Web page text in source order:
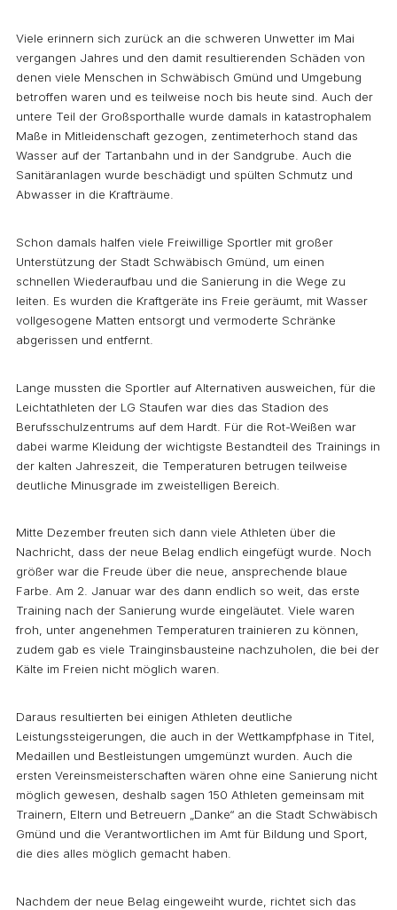
Viele erinnern sich zurück an die schweren Unwetter im Mai
vergangen Jahres und den damit resultierenden Schäden von
denen viele Menschen in Schwäbisch Gmünd und Umgebung
betroffen waren und es teilweise noch bis heute sind. Auch der
untere Teil der Großsporthalle wurde damals in katastrophalem
Maße in Mitleidenschaft gezogen, zentimeterhoch stand das
Wasser auf der Tartanbahn und in der Sandgrube. Auch die
Sanitäranlagen wurde beschädigt und spülten Schmutz und
Abwasser in die Krafträume.
Schon damals halfen viele Freiwillige Sportler mit großer
Unterstützung der Stadt Schwäbisch Gmünd, um einen
schnellen Wiederaufbau und die Sanierung in die Wege zu
leiten. Es wurden die Kraftgeräte ins Freie geräumt, mit Wasser
vollgesogene Matten entsorgt und vermoderte Schränke
abgerissen und entfernt.
Lange mussten die Sportler auf Alternativen ausweichen, für die
Leichtathleten der LG Staufen war dies das Stadion des
Berufsschulzentrums auf dem Hardt. Für die Rot-Weißen war
dabei warme Kleidung der wichtigste Bestandteil des Trainings in
der kalten Jahreszeit, die Temperaturen betrugen teilweise
deutliche Minusgrade im zweistelligen Bereich.
Mitte Dezember freuten sich dann viele Athleten über die
Nachricht, dass der neue Belag endlich eingefügt wurde. Noch
größer war die Freude über die neue, ansprechende blaue
Farbe. Am 2. Januar war des dann endlich so weit, das erste
Training nach der Sanierung wurde eingeläutet. Viele waren
froh, unter angenehmen Temperaturen trainieren zu können,
zudem gab es viele Trainginsbausteine nachzuholen, die bei der
Kälte im Freien nicht möglich waren.
Daraus resultierten bei einigen Athleten deutliche
Leistungssteigerungen, die auch in der Wettkampfphase in Titel,
Medaillen und Bestleistungen umgemünzt wurden. Auch die
ersten Vereinsmeisterschaften wären ohne eine Sanierung nicht
möglich gewesen, deshalb sagen 150 Athleten gemeinsam mit
Trainern, Eltern und Betreuern „Danke“ an die Stadt Schwäbisch
Gmünd und die Verantwortlichen im Amt für Bildung und Sport,
die dies alles möglich gemacht haben.
Nachdem der neue Belag eingeweiht wurde, richtet sich das